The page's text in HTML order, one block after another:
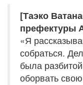
[Таэко
префектуры
«Я
собраться.
была
оборвать